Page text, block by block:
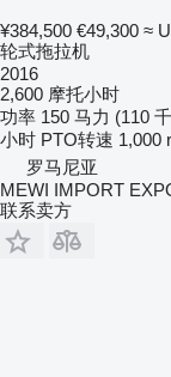
¥384,500 €49,300 ≈
轮式拖拉机
2016
2,600 摩托小时
功率 150 马力 (110
小时 PTO转速 1,000
罗马尼亚
MEWI IMPORT
联系卖方